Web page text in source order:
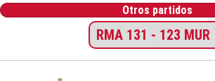
Otros partidos